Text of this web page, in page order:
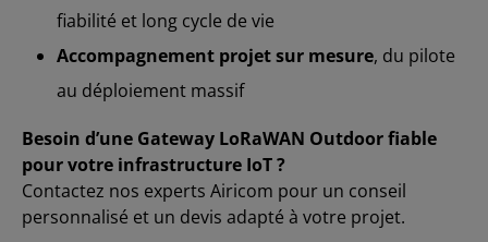
fiabilité et long cycle de vie
Accompagnement projet sur mesure, du pilote
au déploiement massif
Besoin d’une Gateway LoRaWAN Outdoor fiable
pour votre infrastructure IoT ?
Contactez nos experts Airicom pour un conseil
personnalisé et un devis adapté à votre projet.